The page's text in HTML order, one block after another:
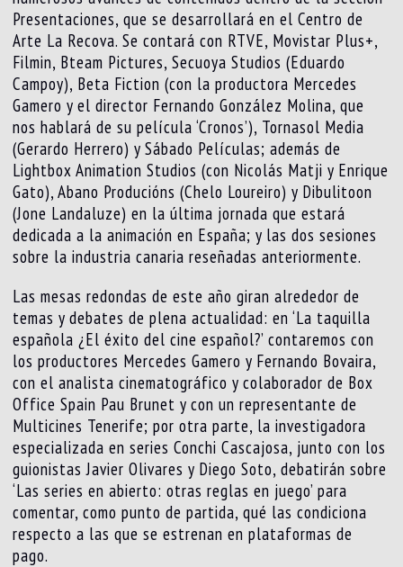
Presentaciones, que se desarrollará en el Centro de
Arte La Recova. Se contará con RTVE, Movistar Plus+,
Filmin, Bteam Pictures, Secuoya Studios (Eduardo
Campoy), Beta Fiction (con la productora Mercedes
Gamero y el director Fernando González Molina, que
nos hablará de su película ‘Cronos’), Tornasol Media
(Gerardo Herrero) y Sábado Películas; además de
Lightbox Animation Studios (con Nicolás Matji y Enrique
Gato), Abano Producións (Chelo Loureiro) y Dibulitoon
(Jone Landaluze) en la última jornada que estará
dedicada a la animación en España; y las dos sesiones
sobre la industria canaria reseñadas anteriormente.
Las mesas redondas de este año giran alrededor de
temas y debates de plena actualidad: en ‘La taquilla
española ¿El éxito del cine español?’ contaremos con
los productores Mercedes Gamero y Fernando Bovaira,
con el analista cinematográfico y colaborador de Box
Office Spain Pau Brunet y con un representante de
Multicines Tenerife; por otra parte, la investigadora
especializada en series Conchi Cascajosa, junto con los
guionistas Javier Olivares y Diego Soto, debatirán sobre
‘Las series en abierto: otras reglas en juego’ para
comentar, como punto de partida, qué las condiciona
respecto a las que se estrenan en plataformas de
pago.